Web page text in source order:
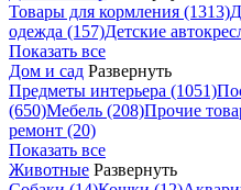
Товары для кормления (1313)
одежда (157)Детские
Показать все
Дом и сад Развернуть
Предметы интерьера (1051)
(650)Мебель (208)Прочие
ремонт (20)
Показать все
Животные Развернуть